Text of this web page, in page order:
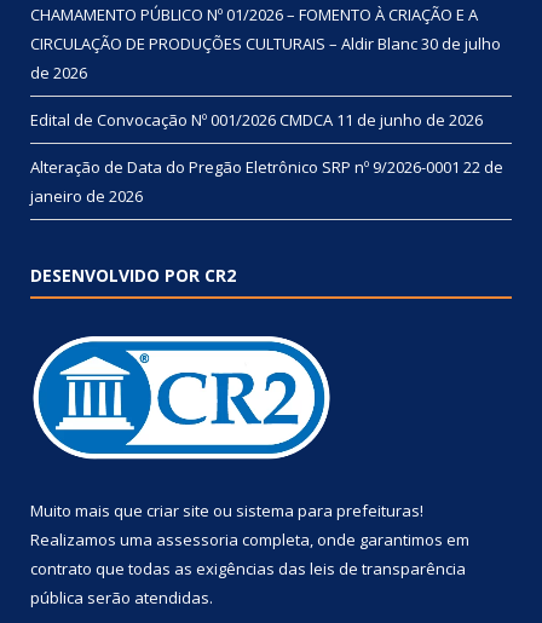
CHAMAMENTO PÚBLICO Nº 01/2026 – FOMENTO À CRIAÇÃO E A
CIRCULAÇÃO DE PRODUÇÕES CULTURAIS – Aldir Blanc30 de julho
de 2026
Edital de Convocação Nº 001/2026 CMDCA 11 de junho de 2026
Alteração de Data do Pregão Eletrônico SRP nº 9/2026-0001 22 de
janeiro de 2026
DESENVOLVIDO POR CR2
Muito mais que criar site ou sistema para prefeituras!
Realizamos uma assessoria completa, onde garantimos em
contrato que todas as exigências das leis de transparência
pública serão atendidas.